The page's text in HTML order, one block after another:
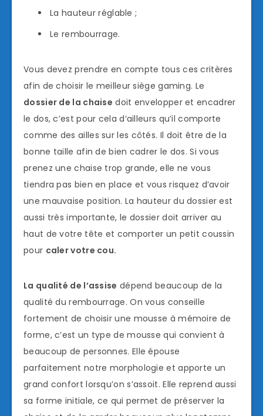
La hauteur réglable ;
Le rembourrage.
Vous devez prendre en compte tous ces critères
afin de choisir le meilleur siège gaming. Le
dossier de la chaise doit envelopper et encadrer
le dos, c’est pour cela d’ailleurs qu’il comporte
comme des ailles sur les côtés. Il doit être de la
bonne taille afin de bien cadrer le dos. Si vous
prenez une chaise trop grande, elle ne vous
tiendra pas bien en place et vous risquez d’avoir
une mauvaise position. La hauteur du dossier est
aussi très importante, le dossier doit arriver au
haut de votre tête et comporter un petit coussin
pour caler votre cou.
La qualité de l’assise dépend beaucoup de la
qualité du rembourrage. On vous conseille
fortement de choisir une mousse à mémoire de
forme, c’est un type de mousse qui convient à
beaucoup de personnes. Elle épouse
parfaitement notre morphologie et apporte un
grand confort lorsqu’on s’assoit. Elle reprend aussi
sa forme initiale, ce qui permet de préserver la